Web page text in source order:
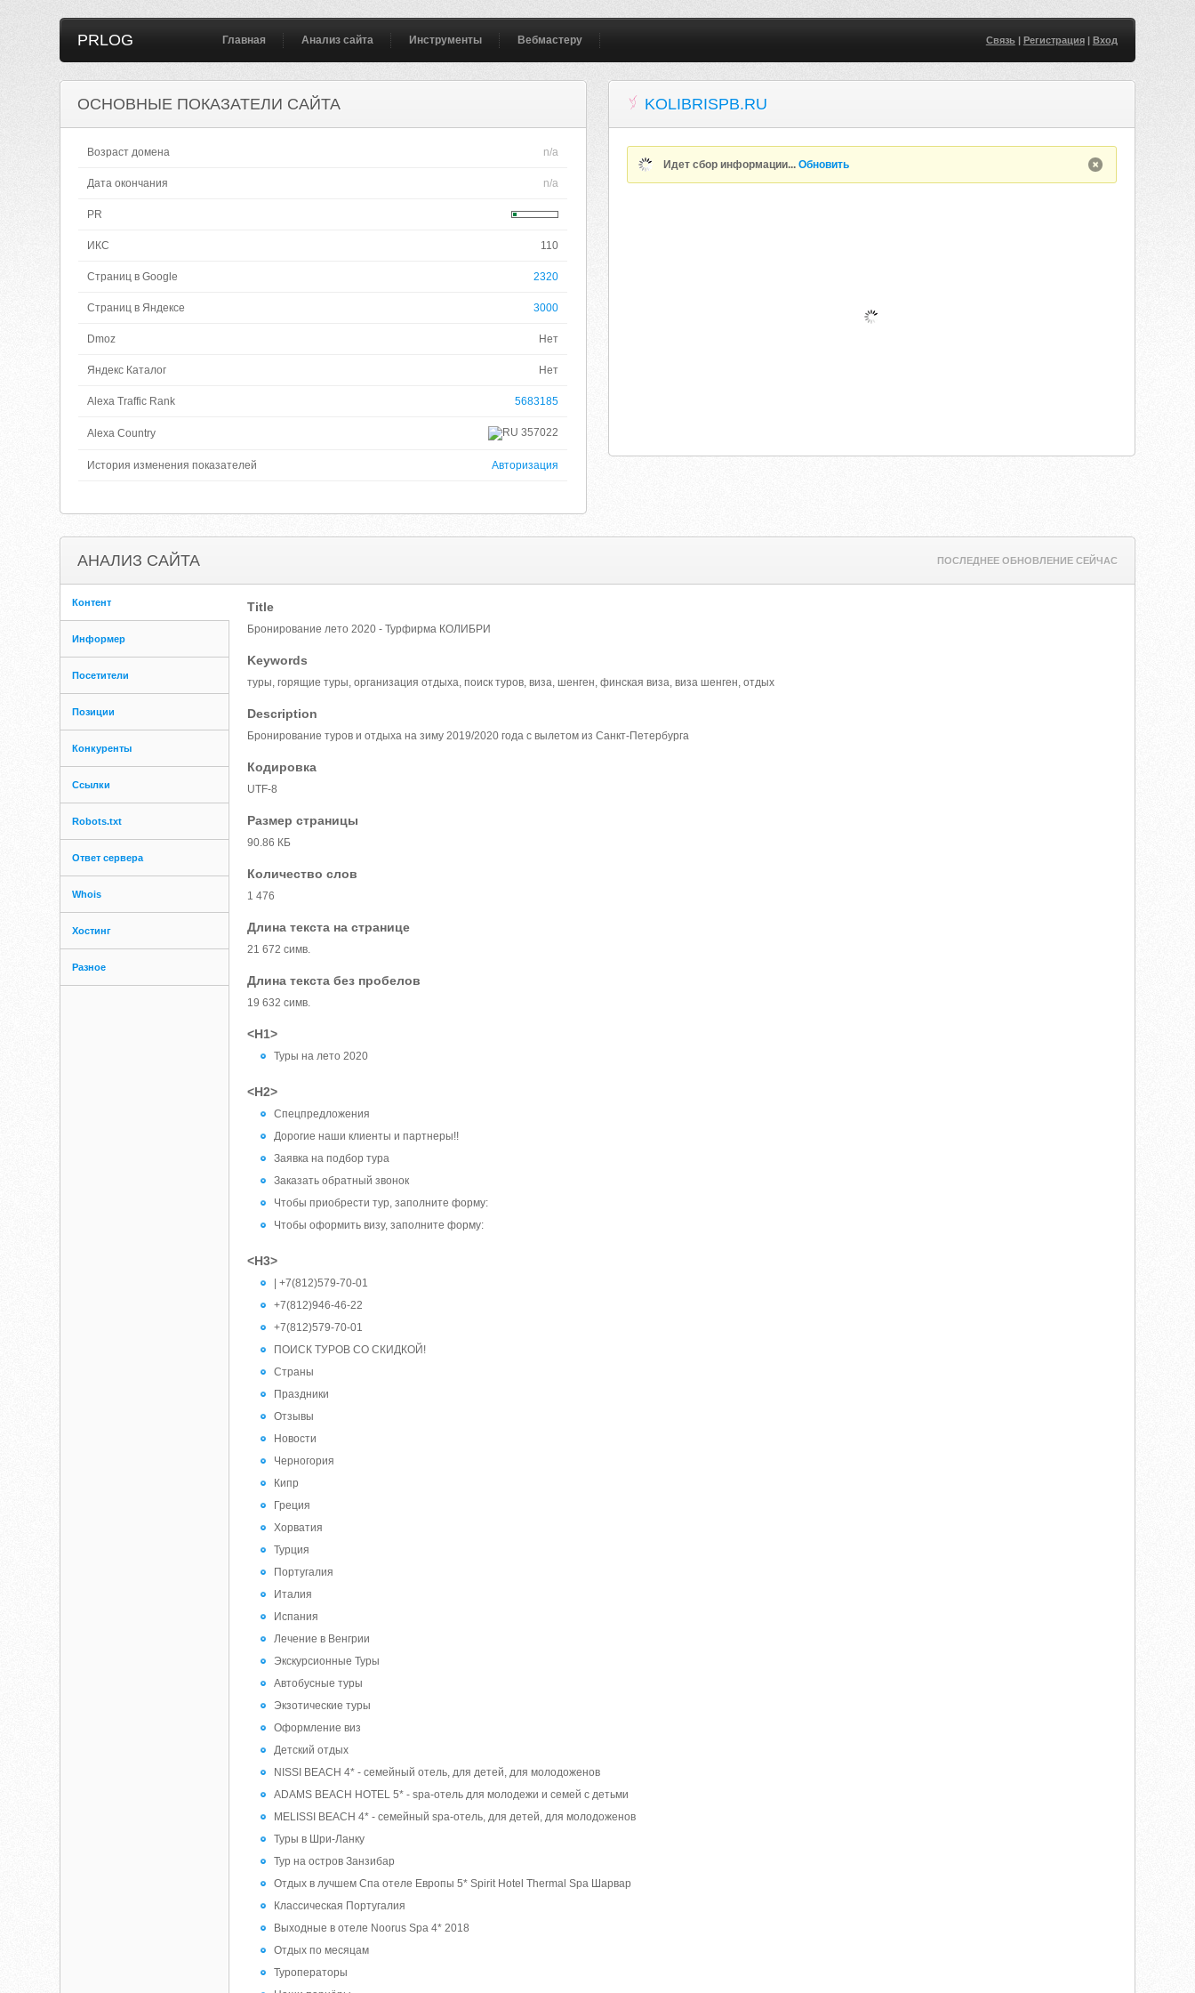
PRLOG Главная Анализ сайта Инструменты Вебмастеру Связь| Регистрация| Вход
ОСНОВНЫЕ ПОКАЗАТЕЛИ САЙТА
Возраст домена n/a
Дата окончания n/a
PR
ИКС 110
Страниц в Google 2320
Страниц в Яндексе 3000
Dmoz Нет
Яндекс Каталог Нет
Alexa Traffic Rank 5683185
Alexa Country 357022
История изменения показателей Авторизация
KOLIBRISPB.RU
Идет сбор информации...Обновить
АНАЛИЗ САЙТА ПОСЛЕДНЕЕ ОБНОВЛЕНИЕ СЕЙЧАС
Контент
Информер
Посетители
Позиции
Конкуренты
Ссылки
Robots.txt
Ответ сервера
Whois
Хостинг
Разное
Title
Бронирование лето 2020 - Турфирма КОЛИБРИ
Keywords
туры, горящие туры, организация отдыха, поиск туров, виза, шенген, финская виза, виза шенген, отдых
Description
Бронирование туров и отдыха на зиму 2019/2020 года с вылетом из Санкт-Петербурга
Кодировка
UTF-8
Размер страницы
90.86 КБ
Количество слов
1 476
Длина текста на странице
21 672 симв.
Длина текста без пробелов
19 632 симв.
<H1>
Туры на лето 2020
<H2>
Спецпредложения
Дорогие наши клиенты и партнеры!!
Заявка на подбор тура
Заказать обратный звонок
Чтобы приобрести тур, заполните форму:
Чтобы оформить визу, заполните форму:
<H3>
| +7(812)579-70-01
+7(812)946-46-22
+7(812)579-70-01
ПОИСК ТУРОВ СО СКИДКОЙ!
Страны
Праздники
Отзывы
Новости
Черногория
Кипр
Греция
Хорватия
Турция
Португалия
Италия
Испания
Лечение в Венгрии
Экскурсионные Туры
Автобусные туры
Экзотические туры
Оформление виз
Детский отдых
NISSI BEACH 4* - семейный отель, для детей, для молодоженов
ADAMS BEACH HOTEL 5* - spa-отель для молодежи и семей с детьми
MELISSI BEACH 4* - семейный spa-отель, для детей, для молодоженов
Туры в Шри-Ланку
Тур на остров Занзибар
Отдых в лучшем Спа отеле Европы 5* Spirit Hotel Thermal Spa Шарвар
Классическая Португалия
Выходные в отеле Noorus Spa 4* 2018
Отдых по месяцам
Туроператоры